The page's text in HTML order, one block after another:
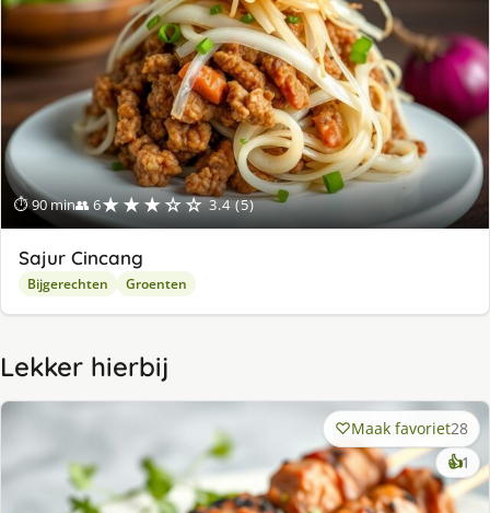
⏱ 90 min👥 6★★★☆☆ 3.4 (5)
Sajur Cincang
Bijgerechten Groenten
Lekker hierbij
Maak favoriet28
👍1